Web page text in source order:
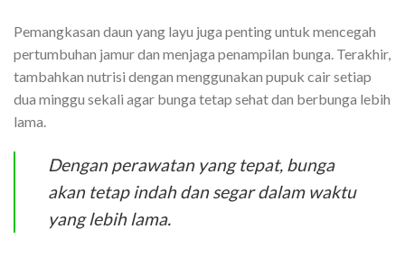
Pemangkasan daun yang layu juga penting untuk mencegah
pertumbuhan jamur dan menjaga penampilan bunga. Terakhir,
tambahkan nutrisi dengan menggunakan pupuk cair setiap
dua minggu sekali agar bunga tetap sehat dan berbunga lebih
lama.
Dengan perawatan yang tepat, bunga
akan tetap indah dan segar dalam waktu
yang lebih lama.